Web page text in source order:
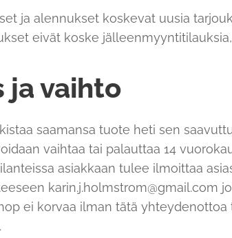
ja alennukset koskevat uusia
eivät koske
ja vaihto
saamansa tuote heti sen
vaihtaa tai palauttaa 14
asiakkaan tulee ilmoittaa
karin.j.holmstrom@gmail.com
ei korvaa ilman tätä